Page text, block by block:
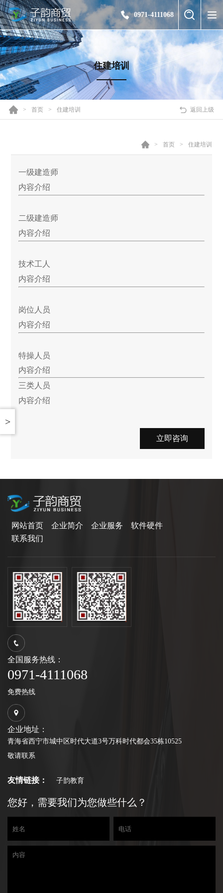
0971-4111068
住建培训
> 首页 > 住建培训 返回上级
>
> 首页 > 住建培训
一级建造师
内容介绍
二级建造师
内容介绍
技术工人
内容介绍
岗位人员
内容介绍
特操人员
内容介绍
三类人员
内容介绍
立即咨询
网站首页 企业简介 企业服务
软件硬件
联系我们
全国服务热线：
0971-4111068
免费热线
企业地址：
青海省西宁市城中区时代大道3号万科时代都会35栋10525
敬请联系
友情链接： 子韵教育
您好，需要我们为您做些什么？